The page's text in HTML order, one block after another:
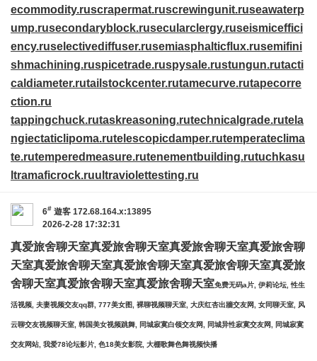
ecommodity.ruscrapermat.ruscrewingunit.ruseawaterp
ump.rusecondaryblock.rusecularclergy.ruseismiceffici
ency.ruselectivediffuser.rusemiasphalticflux.rusemifini
shmachining.ruspicetrade.ruspysale.rustungun.rutacti
caldiameter.rutailstockcenter.rutamecurve.rutapecorre
ction.ru
tappingchuck.rutaskreasoning.rutechnicalgrade.rutela
ngiectaticlipoma.rutelescopicdamper.rutemperateclima
te.rutemperedmeasure.rutenementbuilding.rutuchkasu
ltramaficrock.ruultraviolettesting.ru
6# 遊客 172.68.164.x:13895
2026-2-28 17:32:31
真爱旅舍聊天室真爱旅舍聊天室真爱旅舍聊天室真爱旅舍聊
天室真爱旅舍聊天室真爱旅舍聊天室真爱旅舍聊天室真爱旅
舍聊天室真爱旅舍聊天室真爱旅舍聊天室免费无码a片, 伊莉论坛, 性生
活视频, 夫妻视频交友qq群, 777美女图, 裸聊视频聊天室, 大庆红杏出牆交友网, 女同聊天室, 风
云聊交友视频聊天室, 韩国美女视频跳舞, 同城寂寞白领交友网, 同城异性寂寞交友网, 同城寂寞
交友网站, 我爱78论坛影片, 色18美女影院, 大棚歌舞色舞视频快播